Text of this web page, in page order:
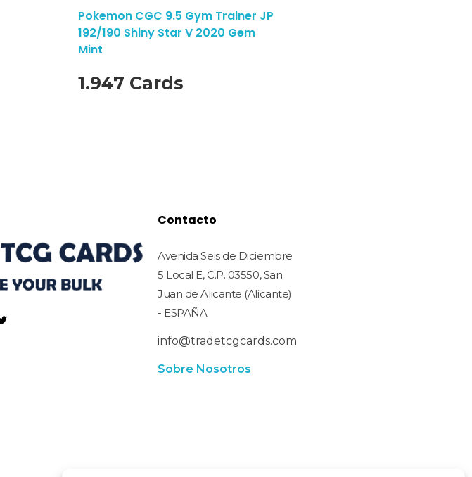
Pokemon CGC 9.5 Gym Trainer JP
192/190 Shiny Star V 2020 Gem
Mint
1.947 Cards
Contacto
Avenida Seis de Diciembre
5 Local E, C.P. 03550, San
Juan de Alicante (Alicante)
- ESPAÑA
info@tradetcgcards.com
Sobre Nosotros